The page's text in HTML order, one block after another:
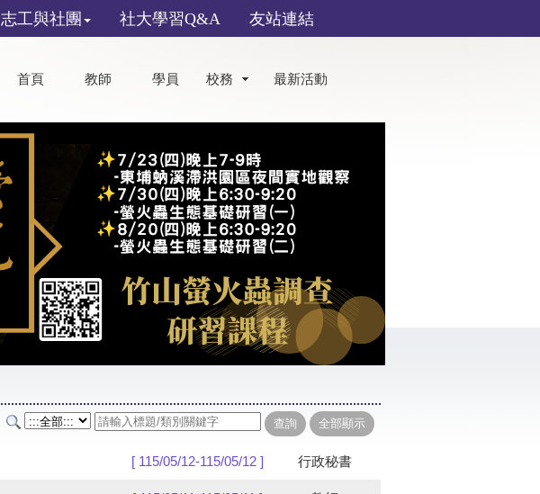
志工與社團 社大學習Q&A 友站連結
首頁 教師 學員 校務 最新活動
[ 115/05/12-115/05/12 ] 行政秘書